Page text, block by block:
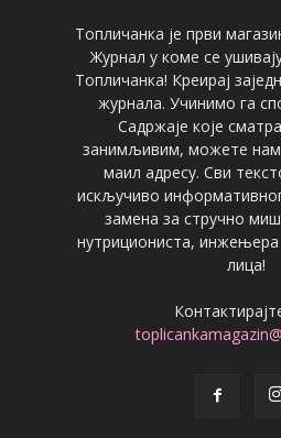
Топличанка је први
Журнал у коме се
Топличанка! Креирај
журнала. Учинимо га
Садржаје које
занимљивим, можете нам
маил адресу. Сви
искључиво
замена за стручно
нутрициониста, инжењера
лица!